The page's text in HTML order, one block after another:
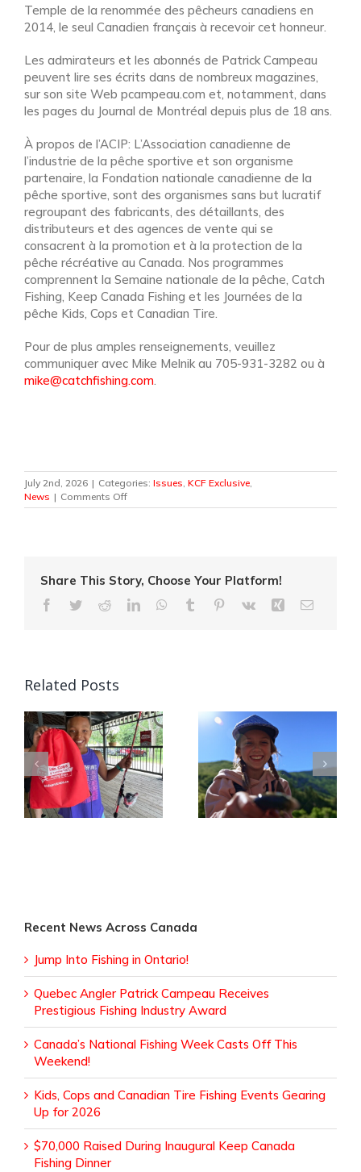
Temple de la renommée des pêcheurs canadiens en
2014, le seul Canadien français à recevoir cet honneur.
Les admirateurs et les abonnés de Patrick Campeau
peuvent lire ses écrits dans de nombreux magazines,
sur son site Web pcampeau.com et, notamment, dans
les pages du Journal de Montréal depuis plus de 18 ans.
À propos de l’ACIP: L’Association canadienne de
l’industrie de la pêche sportive et son organisme
partenaire, la Fondation nationale canadienne de la
pêche sportive, sont des organismes sans but lucratif
regroupant des fabricants, des détaillants, des
distributeurs et des agences de vente qui se
consacrent à la promotion et à la protection de la
pêche récréative au Canada. Nos programmes
comprennent la Semaine nationale de la pêche, Catch
Fishing, Keep Canada Fishing et les Journées de la
pêche Kids, Cops et Canadian Tire.
Pour de plus amples renseignements, veuillez
communiquer avec Mike Melnik au 705-931-3282 ou à
mike@catchfishing.com
July 2nd, 2026 | Categories: Issues KCF Exclusive
News | Comments Offon
Quebec
Prestigious
Fishing
Industry
Share This Story, Choose Your Platform!
Facebook
TwitterRedditLinkedInWhatsApp
Tumblr Pinterest
Vk Xing Email
Related Posts
Canada’s National
Fishing Week Casts
Off This Weekend!
Kids, Cops and
Canadian Tire
Fishing Events
Gearing Up for
2026
Recent News Across Canada
Jump Into Fishing in Ontario!
Quebec Angler Patrick Campeau Receives
Prestigious Fishing Industry Award
Canada’s National Fishing Week Casts Off This
Weekend!
Kids, Cops and Canadian Tire Fishing Events Gearing
Up for 2026
$70,000 Raised During Inaugural Keep Canada
Fishing Dinner